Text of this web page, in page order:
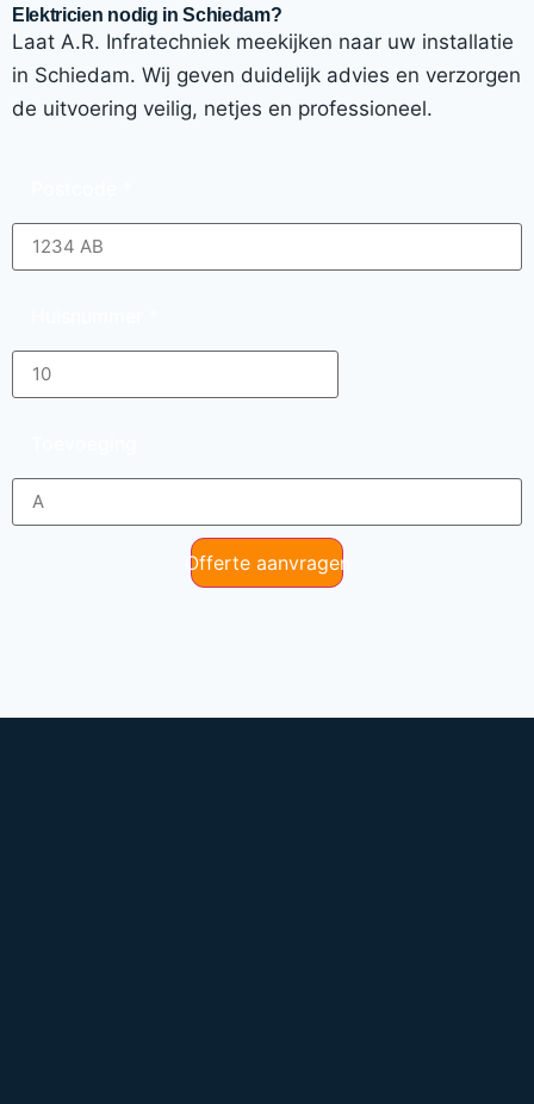
Elektricien nodig in Schiedam?
Laat A.R. Infratechniek meekijken naar uw installatie
in Schiedam. Wij geven duidelijk advies en verzorgen
de uitvoering veilig, netjes en professioneel.
Offerte aanvragen